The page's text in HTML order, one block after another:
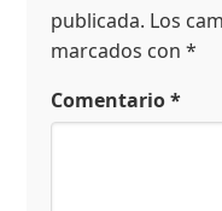
publicada. Los
marcados con*
Comentario*